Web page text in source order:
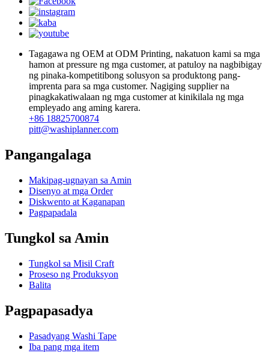
Tagagawa ng OEM at ODM Printing, nakatuon kami sa mga
hamon at pressure ng mga customer, at patuloy na nagbibigay
ng pinaka-kompetitibong solusyon sa produktong pang-
imprenta para sa mga customer. Nagiging supplier na
pinagkakatiwalaan ng mga customer at kinikilala ng mga
empleyado ang aming karera.
+86 18825700874
pitt@washiplanner.com
Pangangalaga
Makipag-ugnayan sa Amin
Disenyo at mga Order
Diskwento at Kaganapan
Pagpapadala
Tungkol sa Amin
Tungkol sa Misil Craft
Proseso ng Produksyon
Balita
Pagpapasadya
Pasadyang Washi Tape
Iba pang mga item